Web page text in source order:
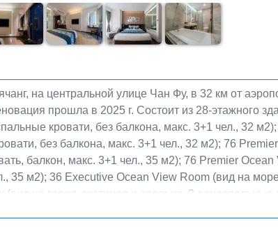
на центральной улице Чан Фу, в 32 км от
прошла в 2025 г. Состоит из 28-этажного
кровати, без балкона, макс. 3+1 чел., 32
без балкона, макс. 3+1 чел., 32 м2); 76
балкон, макс. 3+1 чел., 35 м2); 76 Premier
35 м2); 36 Executive Ocean View Room (вид на
на город, гостиная и спальня, 3 односпальные
и спальня, двуспальная и 1